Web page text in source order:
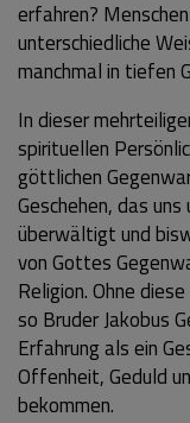
erfahren?
unterschiedliche
manchmal in tiefen
In dieser
spirituellen
göttlichen
Geschehen, das
überwältigt und
von Gottes
Religion. Ohne
so Bruder Jakobus
Erfahrung als ein
Offenheit, Geduld
bekommen.